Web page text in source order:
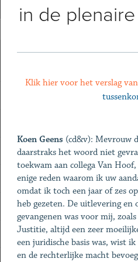
in de
Klik hier voor het verslag
Koen Geens (cd&v): Mevrouw
daarstraks het woord niet
toekwam aan collega Van
enige reden waarom ik uw
omdat ik toch een jaar of zes
heb gezeten. De uitlevering en
gevangenen was voor mij,
Justitie, altijd een zeer
een juridische basis was, wist
en de rechterlijke macht